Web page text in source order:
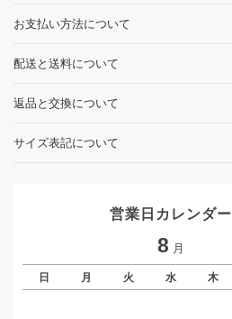
お支払い方法について
配送と送料について
返品と交換について
サイズ表記について
営業日カレンダー
8 月
日 月 火 水 木